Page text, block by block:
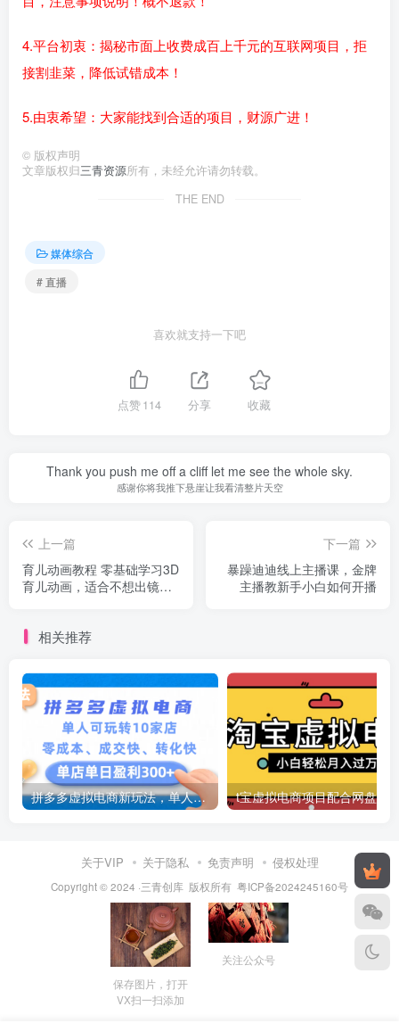
4.平台初衷：揭秘市面上收费成百上千元的互联网项目，拒
接割韭菜，降低试错成本！
5.由衷希望：大家能找到合适的项目，财源广进！
© 版权声明
文章版权归三青资源所有，未经允许请勿转载。
THE END
媒体综合
# 直播
喜欢就支持一下吧
点赞114 分享 收藏
Thank you push me off a cliff let me see the whole sky.
感谢你将我推下悬崖让我看清整片天空
上一篇
育儿动画教程 零基础学习3D
育儿动画，适合不想出镜想
下一篇
暴躁迪迪线上主播课，金牌
主播教新手小白如何开播
相关推荐
拼多多虚拟电商新玩法，单人可玩转10家店，零成本、成交快、转化快，号称单店单日可盈利300+
关于VIP 关于隐私 免责声明 侵权处理
Copyright © 2024 ·三青创库 版权所有 粤ICP备2024245160号
保存图片，打开
VX扫一扫添加
关注公众号